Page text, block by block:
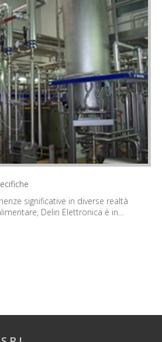
significative in diverse realtà
Delin Elettronica è in…